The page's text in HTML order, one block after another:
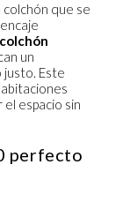
colchón que se
colchón
un
justo. Este
espacio sin
perfecto